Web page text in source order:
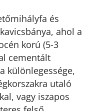
és
ahol a
korú (5-3
cementált
különlegessége,
utaló
vagy iszapos